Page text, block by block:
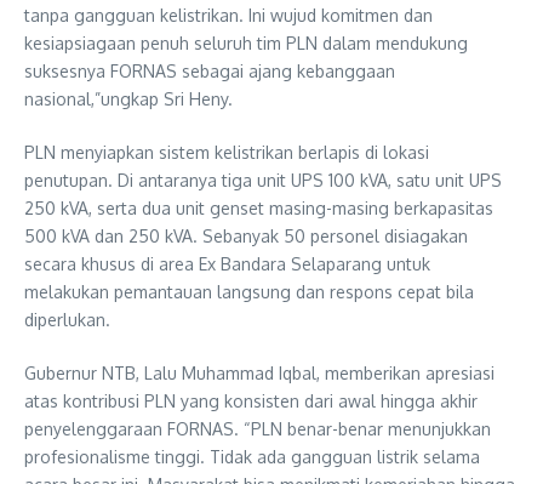
tanpa gangguan kelistrikan. Ini wujud komitmen dan
kesiapsiagaan penuh seluruh tim PLN dalam mendukung
suksesnya FORNAS sebagai ajang kebanggaan
nasional,”ungkap Sri Heny.
PLN menyiapkan sistem kelistrikan berlapis di lokasi
penutupan. Di antaranya tiga unit UPS 100 kVA, satu unit UPS
250 kVA, serta dua unit genset masing-masing berkapasitas
500 kVA dan 250 kVA. Sebanyak 50 personel disiagakan
secara khusus di area Ex Bandara Selaparang untuk
melakukan pemantauan langsung dan respons cepat bila
diperlukan.
Gubernur NTB, Lalu Muhammad Iqbal, memberikan apresiasi
atas kontribusi PLN yang konsisten dari awal hingga akhir
penyelenggaraan FORNAS. “PLN benar-benar menunjukkan
profesionalisme tinggi. Tidak ada gangguan listrik selama